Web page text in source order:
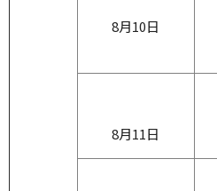
8月10日
8月11日